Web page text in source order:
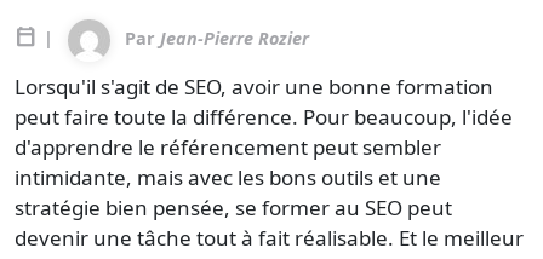
calendar_today | Par Jean-Pierre Rozier
Lorsqu'il s'agit de SEO, avoir une bonne formation
peut faire toute la différence. Pour beaucoup, l'idée
d'apprendre le référencement peut sembler
intimidante, mais avec les bons outils et une
stratégie bien pensée, se former au SEO peut
devenir une tâche tout à fait réalisable. Et le meilleur